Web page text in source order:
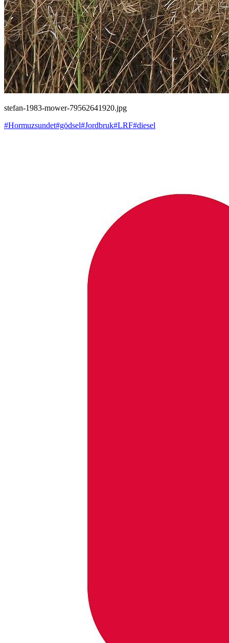
stefan-1983-mower-79562641920.jpg
#Hormuzsundet#gödsel#Jordbruk#LRF#diesel